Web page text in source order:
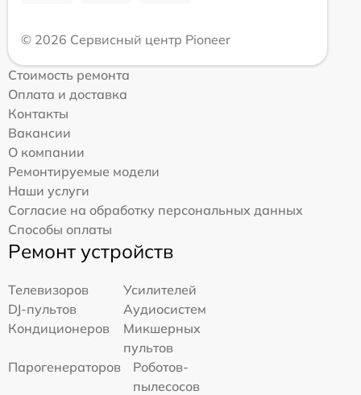
© 2026 Сервисный центр Pioneer
Стоимость ремонта
Оплата и доставка
Контакты
Вакансии
О компании
Ремонтируемые модели
Наши услуги
Согласие на обработку персональных данных
Способы оплаты
Ремонт устройств
Телевизоров
Усилителей
DJ-пультов
Аудиосистем
Кондиционеров
Микшерных
пультов
Парогенераторов
Роботов-
пылесосов